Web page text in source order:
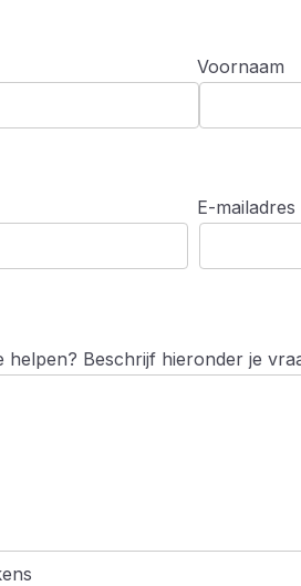
Voornaam
E-
helpen? Beschrijf hieronder je